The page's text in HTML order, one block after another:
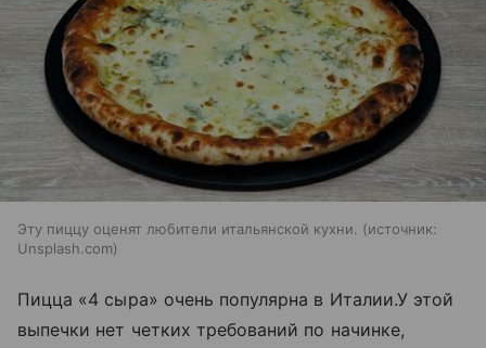
Эту пиццу оценят любители итальянской кухни.
источник:
Unsplash.com
Пицца «4 сыра» очень популярна в Италии.У этой
выпечки нет четких требований по начинке,